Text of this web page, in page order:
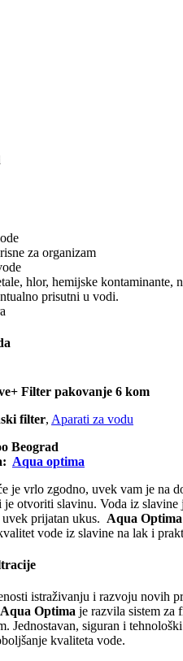
za organizam
hlor, hemijske kontaminante,
prisutni u vodi.
Filter pakovanje 6 kom
filter, Aparati za vodu
Beograd
Aqua optima
je vrlo zgodno, uvek vam je na
je otvoriti slavinu. Voda iz slavine
prijatan ukus. Aqua Optima
vode iz slavine na lak i
istraživanju i razvoju novih
Aqua Optima je razvila sistem za
Jednostavan, siguran i
kvaliteta vode.